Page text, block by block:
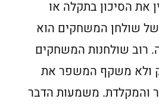
את הסיכון בתקלה או
שולחן המשחקים הוא
רוב שולחנות המשחקים
ולא משקף המשפר את
והמקלדת. משמעות הדבר